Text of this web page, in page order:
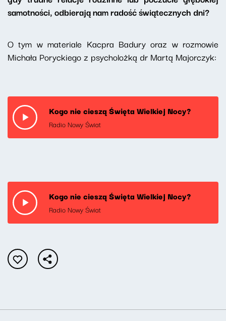
samotności, odbierają nam radość świątecznych dni?
O tym w materiale Kacpra Badury oraz w rozmowie
Michała Poryckiego z psycholożką dr Martą Majorczyk:
Kogo nie cieszą Święta Wielkiej Nocy?
Radio Nowy Świat
Kogo nie cieszą Święta Wielkiej Nocy?
Radio Nowy Świat